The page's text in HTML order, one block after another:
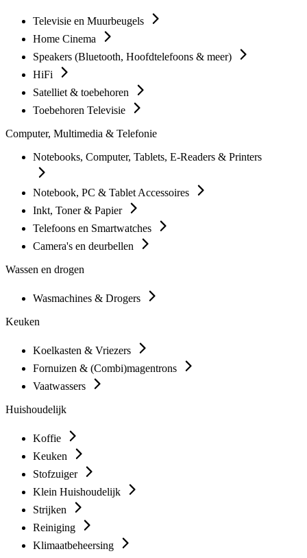
Televisie en Muurbeugels
Home Cinema
Speakers (Bluetooth, Hoofdtelefoons & meer)
HiFi
Satelliet & toebehoren
Toebehoren Televisie
Computer, Multimedia & Telefonie
Notebooks, Computer, Tablets, E-Readers & Printers
Notebook, PC & Tablet Accessoires
Inkt, Toner & Papier
Telefoons en Smartwatches
Camera's en deurbellen
Wassen en drogen
Wasmachines & Drogers
Keuken
Koelkasten & Vriezers
Fornuizen & (Combi)magentrons
Vaatwassers
Huishoudelijk
Koffie
Keuken
Stofzuiger
Klein Huishoudelijk
Strijken
Reiniging
Klimaatbeheersing